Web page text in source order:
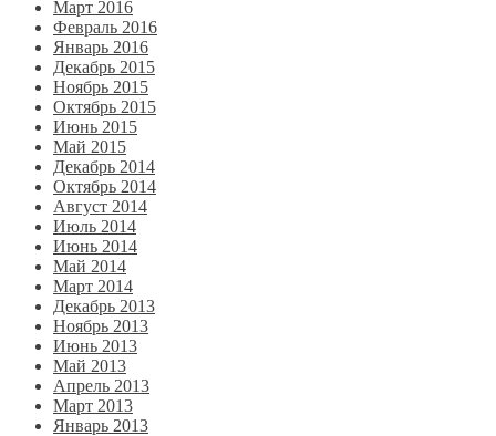
Март 2016
Февраль 2016
Январь 2016
Декабрь 2015
Ноябрь 2015
Октябрь 2015
Июнь 2015
Май 2015
Декабрь 2014
Октябрь 2014
Август 2014
Июль 2014
Июнь 2014
Май 2014
Март 2014
Декабрь 2013
Ноябрь 2013
Июнь 2013
Май 2013
Апрель 2013
Март 2013
Январь 2013